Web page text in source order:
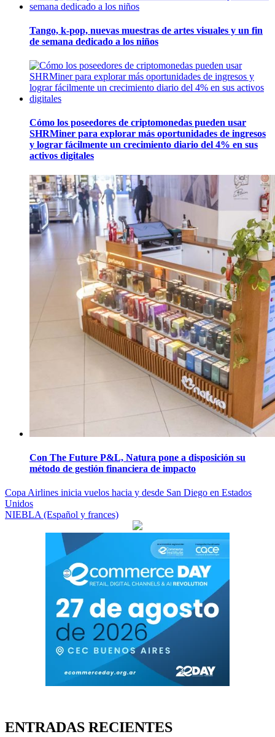
Tango, k-pop, nuevas muestras de artes visuales y un fin
de semana dedicado a los niños
Cómo los poseedores de criptomonedas pueden usar
SHRMiner para explorar más oportunidades de ingresos
y lograr fácilmente un crecimiento diario del 4% en sus
activos digitales
Con The Future P&L, Natura pone a disposición su
método de gestión financiera de impacto
Navegación
de
Copa Airlines inicia vuelos hacia y desde San Diego en Estados
Unidos
NIEBLA (Español y frances)
ENTRADAS RECIENTES